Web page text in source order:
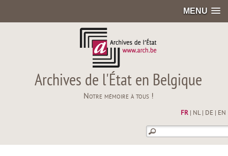
MENU
Archives de l'État en Belgique
Notre mémoire à tous !
FR| NL| DE EN